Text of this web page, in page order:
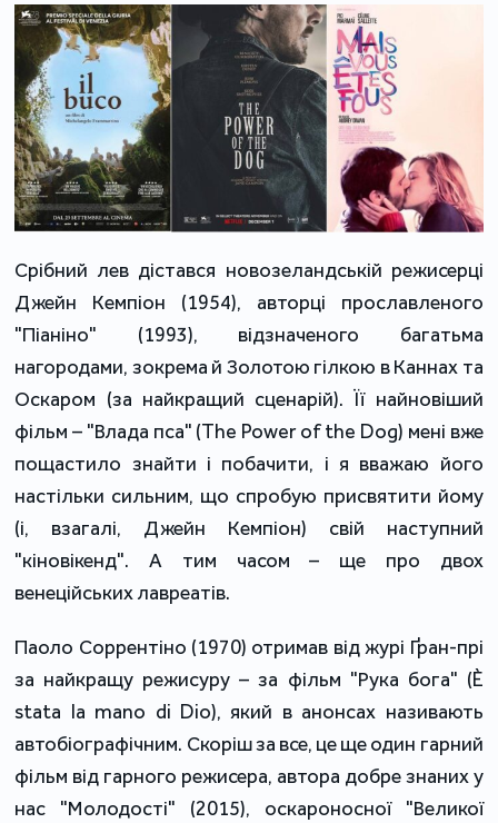
Срібний лев дістався новозеландській режисерці
Джейн Кемпіон (1954), авторці прославленого
"Піаніно" (1993), відзначеного багатьма
нагородами, зокрема й Золотою гілкою в Каннах та
Оскаром (за найкращий сценарій). Її найновіший
фільм – "Влада пса" (The Power of the Dog) мені вже
пощастило знайти і побачити, і я вважаю його
настільки сильним, що спробую присвятити йому
(і, взагалі, Джейн Кемпіон) свій наступний
"кіновікенд". А тим часом – ще про двох
венеційських лавреатів.
Паоло Соррентіно (1970) отримав від журі Ґран-прі
за найкращу режисуру – за фільм "Рука бога" (È
stata la mano di Dio), який в анонсах називають
автобіографічним. Скоріш за все, це ще один гарний
фільм від гарного режисера, автора добре знаних у
нас "Молодості" (2015), оскароносної "Великої